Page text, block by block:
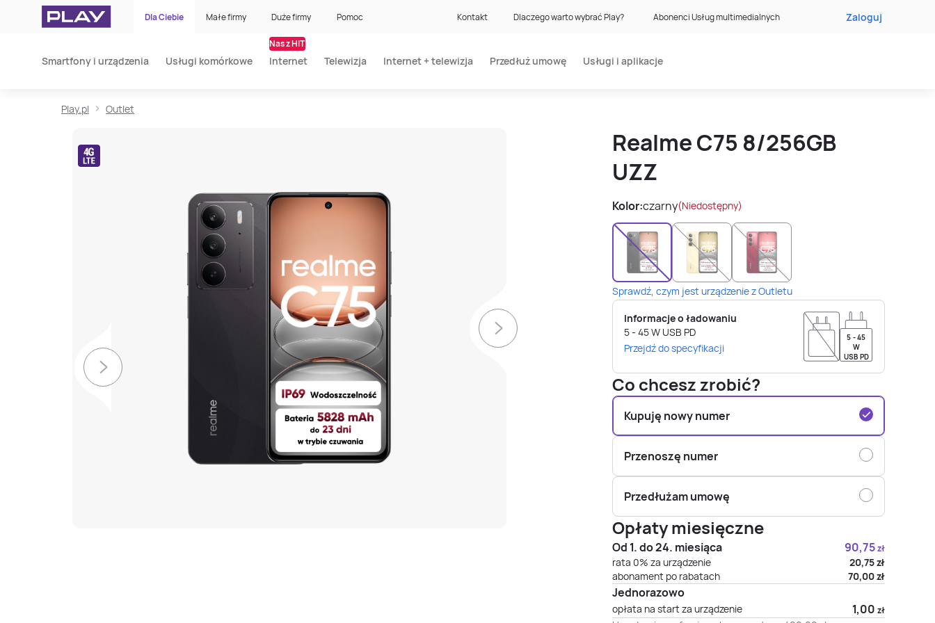
Dla Ciebie Małe firmy Duże firmy Pomoc Kontakt Dlaczego warto wybrać Play? Abonenci Usług multimedialnych Zaloguj
Smartfony i urządzenia Usługi komórkowe Internet
Nasz HIT
Telewizja Internet + telewizja Przedłuż umowę Usługi i aplikacje
Play.pl Outlet
Realme C75 8/256GB
UZZ
Kolor:czarny(Niedostępny)
Sprawdź, czym jest urządzenie z Outletu
Informacje o ładowaniu
5 - 45W USB PD
Przejdź do specyfikacji
5 - 45
W
USB PD
Co chcesz zrobić?
Kupuję nowy numer
Przenoszę numer
Przedłużam umowę
Opłaty miesięczne
Od 1. do 24. miesiąca 90,75zł
rata 0% za urządzenie 20,75zł
abonament po rabatach
70,00zł
Jednorazowo
opłata na start za urządzenie 1,00 zł